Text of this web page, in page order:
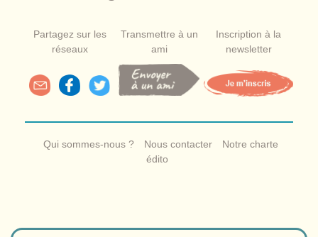
Partagez sur les
réseaux
Transmettre à un
ami
Inscription à la
newsletter
Qui sommes-nous ? Nous contacter
Notre charte
édito